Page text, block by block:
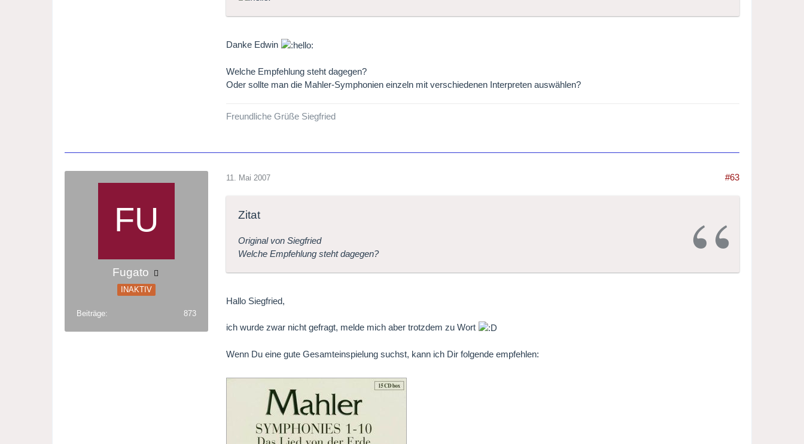
Danke Edwin
Welche Empfehlung steht dagegen?
Oder sollte man die Mahler-Symphonien einzeln mit verschiedenen Interpreten auswählen?
Freundliche Grüße Siegfried
Fugato
INAKTIV
Beiträge 873
11. Mai 2007 #63
Zitat
Original von Siegfried
Welche Empfehlung steht dagegen?
Hallo Siegfried,
ich wurde zwar nicht gefragt, melde mich aber trotzdem zu Wort
Wenn Du eine gute Gesamteinspielung suchst, kann ich Dir folgende empfehlen: